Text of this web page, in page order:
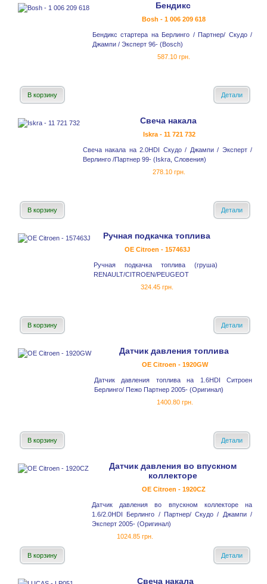
Бендикс
Bosh - 1 006 209 618
Бендикс стартера на Берлинго / Партнер/ Скудо /
Джампи / Эксперт 96- (Bosch)
587.10 грн.
В корзину Детали
Свеча накала
Iskra - 11 721 732
Свеча накала на 2.0HDI Скудо / Джампи / Эксперт /
Верлинго /Партнер 99- (Iskra, Словения)
278.10 грн.
В корзину Детали
Ручная подкачка топлива
OE Citroen - 157463J
Ручная подкачка топлива (груша)
RENAULT/CITROEN/PEUGEOT
324.45 грн.
В корзину Детали
Датчик давления топлива
OE Citroen - 1920GW
Датчик давления топлива на 1.6HDI Ситроен
Берлинго/ Пежо Партнер 2005- (Оригинал)
1400.80 грн.
В корзину Детали
Датчик давления во впускном
коллекторе
OE Citroen - 1920CZ
Датчик давления во впускном коллекторе на
1.6/2.0HDI Берлинго / Партнер/ Скудо / Джампи /
Эксперт 2005- (Оригинал)
1024.85 грн.
В корзину Детали
Свеча накала